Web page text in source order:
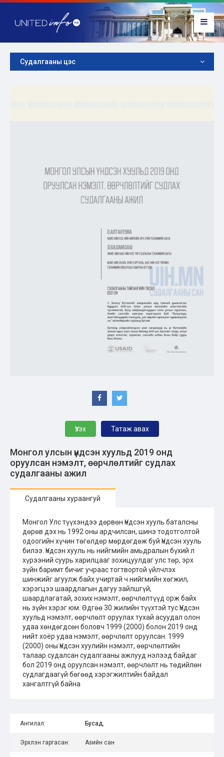
Судалгааны цэс
Үзэх Татаж авах
Монгол улсын үндсэн хуульд 2019 онд
оруулсан нэмэлт, өөрчлөлтийг судлах
судалгааны ажил
Судалгааны хураангуй
Монгол Улс түүхэндээ дөрвөн Үндсэн хууль баталсны
дөрөв дэх нь 1992 оны ардчилсан, шинэ тодотголтой
одоогийн хүчин төгөлдөр мөрдөгдөж буй Үндсэн хууль
билээ. Үндсэн хууль нь нийгмийн амьдралын бүхий л
хүрээний суурь харилцааг зохицуулдаг улс төр, эрх
зүйн баримт бичиг учраас тогтвортой үйлчлэх
шинжийг агуулж байх учиртай ч нийгмийн хөгжил,
хэрэгцээ шаардлагын дагуу зайлшгүй,
шаардлагатай, зохих нэмэлт, өөрчлөлтүүд орж байх
нь зүйн хэрэг юм. Өдгөө 30 жилийн түүхтэй тус Үндсэн
хуульд нэмэлт, өөрчлөлт оруулах тухай асуудал олон
удаа хөндөгдсөн боловч 1999 (2000) болон 2019 онд
нийт хоёр удаа нэмэлт, өөрчлөлт оруулсан. 1999
(2000) оны Үндсэн хуулийн нэмэлт, өөрчлөлтийн
талаар судалсан судалгааны ажлууд нэлээд байдаг
бол 2019 онд оруулсан нэмэлт, өөрчлөлт нь төдийлөн
судлагдаагүй бөгөөд хэрэгжилтийн байдал
хангалтгүй байна
Ангилал: Бусад
Эрхлэн гаргасан: Азийн сан